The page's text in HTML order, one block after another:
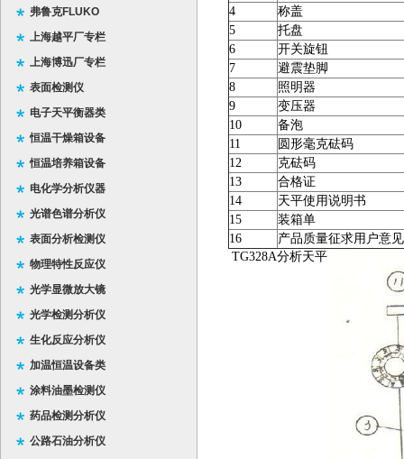
弗鲁克FLUKO
上海越平厂专栏
上海博迅厂专栏
表面检测仪
电子天平衡器类
恒温干燥箱设备
恒温培养箱设备
电化学分析仪器
光谱色谱分析仪
表面分析检测仪
物理特性反应仪
光学显微放大镜
光学检测分析仪
生化反应分析仪
加温恒温设备类
涂料油墨检测仪
药品检测分析仪
公路石油分析仪
4
称盖
5
托盘
6
开关旋钮
7
避震垫脚
8
照明器
9
变压器
10
备泡
11
圆形毫克砝码
12
克砝码
13
合格证
14
天平使用说明书
15
装箱单
16
产品质量征求用户意
TG328A分析天平